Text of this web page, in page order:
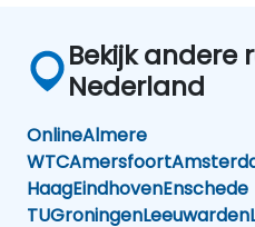
Bekijk andere
Nederland
OnlineAlmere
WTCAmersfoort
HaagEindhovenEnschede
TUGroningenLeeuwarden